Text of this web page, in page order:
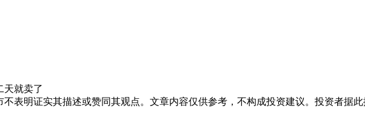
天就卖了
表明证实其描述或赞同其观点。文章内容仅供参考，不构成投资建议。投资者据此